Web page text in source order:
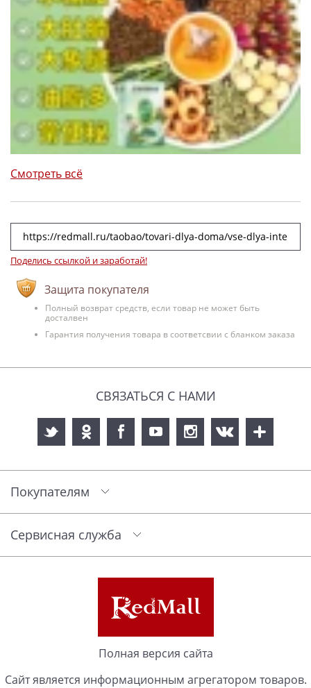
Смотреть всё
Поделись ссылкой и заработай!
Защита покупателя
Полный возврат средств, если товар не может быть
досталвен
Гарантия получения товара в соответсвии с бланком заказа
СВЯЗАТЬСЯ С НАМИ
Покупателям
Сервисная служба
Полная версия сайта
Сайт является информационным агрегатором товаров.